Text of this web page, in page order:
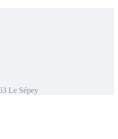
Le Sépey